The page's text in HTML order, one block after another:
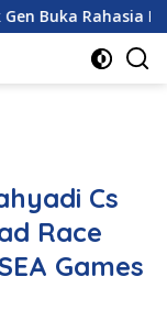
Buka Rahasia
Cs
Race
Games